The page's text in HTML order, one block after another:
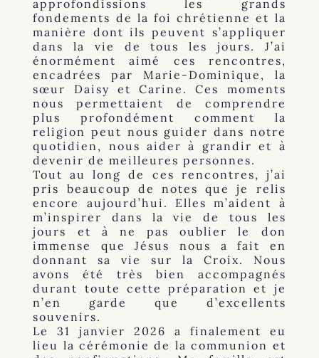
approfondissions les grands
fondements de la foi chrétienne et la
manière dont ils peuvent s’appliquer
dans la vie de tous les jours. J’ai
énormément aimé ces rencontres,
encadrées par Marie-Dominique, la
sœur Daisy et Carine. Ces moments
nous permettaient de comprendre
plus profondément comment la
religion peut nous guider dans notre
quotidien, nous aider à grandir et à
devenir de meilleures personnes.
Tout au long de ces rencontres, j’ai
pris beaucoup de notes que je relis
encore aujourd’hui. Elles m’aident à
m’inspirer dans la vie de tous les
jours et à ne pas oublier le don
immense que Jésus nous a fait en
donnant sa vie sur la Croix. Nous
avons été très bien accompagnés
durant toute cette préparation et je
n’en garde que d’excellents
souvenirs.
Le 31 janvier 2026 a finalement eu
lieu la cérémonie de la communion et